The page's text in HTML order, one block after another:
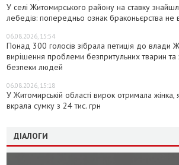
У селі Житомирського району на ставку
лебедів: попередньо ознак браконьєрства не
06.08.2026, 15:54
Понад 300 голосів зібрала петиція до влади
вирішення проблеми безпритульних тварин та
безпеки людей
06.08.2026, 15:18
У Житомирській області вирок отримала жінка,
вкрала сумку з 24 тис. грн
ДІАЛОГИ